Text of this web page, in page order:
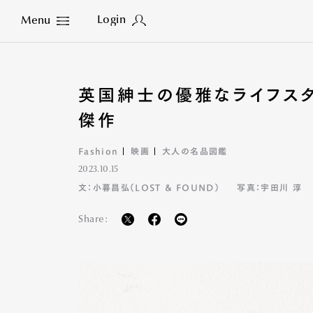
Menu Login
Close
英国紳士の優雅なライフス
傑作
Fashion 映画 大人の名品図鑑
2023.10.15
文：小暮昌弘（LOST & FOUND） 写真：宇田川 淳
Share: